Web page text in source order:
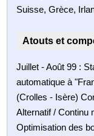
Suisse, Grèce,
Atouts et
Juillet - Août 99 :
automatique à
(Crolles - Isère)
Alternatif / Continu
Optimisation des